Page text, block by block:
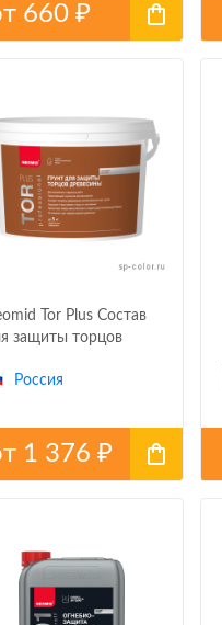
660 ₽
Tor Plus Состав
защиты торцов
Россия
1 376 ₽